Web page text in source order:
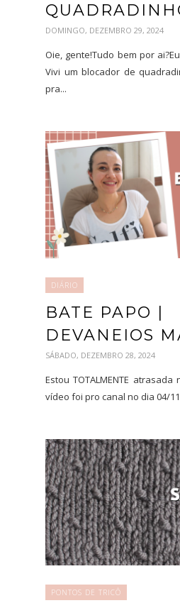
DOMINGO, DEZEMBRO 29, 2024
Oie, gente!Tudo bem por
Vivi um blocador de
pra...
DIÁRIO
BATE PAPO |
DEVANEIOS
SÁBADO, DEZEMBRO 28, 2024
Estou TOTALMENTE
vídeo foi pro canal no dia 04/
PONTOS DE TRICÔ